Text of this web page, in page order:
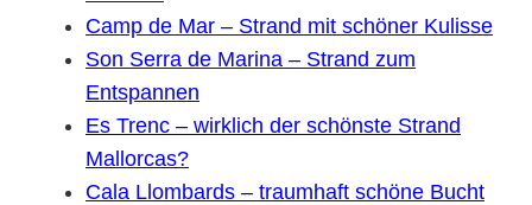
Camp de Mar – Strand mit schöner Kulisse
Son Serra de Marina – Strand zum
Entspannen
Es Trenc – wirklich der schönste Strand
Mallorcas?
Cala Llombards – traumhaft schöne Bucht